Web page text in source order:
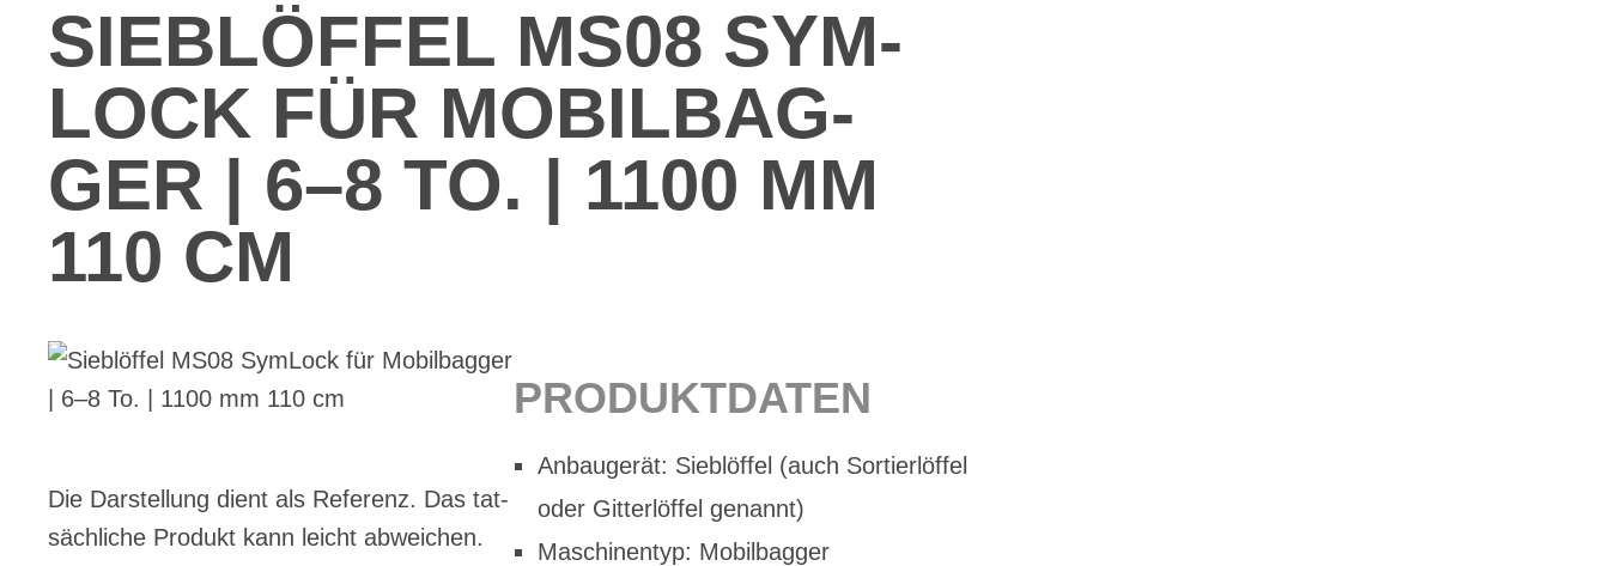
SIEB­LÖF­FEL MS08 SYM­
LOCK FÜR MO­BIL­BAG­
GER | 6–8 TO. | 1100 MM
110 CM
Die Dar­stel­lung dient als Re­fe­renz. Das tat­
säch­li­che Pro­dukt kann leicht ab­wei­chen.
PRO­DUKT­DA­TEN
An­bau­ge­rät: Sieb­löf­fel (auch Sor­tier­löf­fel
oder Git­ter­löf­fel ge­nannt)
Ma­schi­nen­typ: Mo­bil­bag­ger